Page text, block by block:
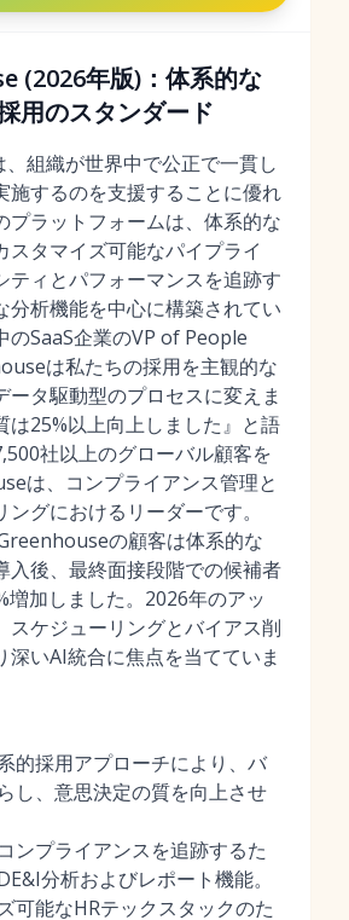
(2026年版)：体系的な
用のスタンダード
組織が世界中で公正で一貫し
施するのを支援することに優れ
プラットフォームは、体系的な
スタマイズ可能なパイプライ
ティとパフォーマンスを追跡す
分析機能を中心に構築されてい
のSaaS企業のVP of People
は私たちの採用を主観的な
ータ駆動型のプロセスに変えま
は25%以上向上しました』と語
社以上のグローバル顧客を
は、コンプライアンス管理と
グにおけるリーダーです。
の顧客は体系的な
入後、最終面接段階での候補者
増加しました。2026年のアッ
スケジューリングとバイアス削
深いAI統合に焦点を当てていま
的採用アプローチにより、バ
し、意思決定の質を向上させ
ンプライアンスを追跡するた
分析およびレポート機能。
可能なHRテックスタックのた